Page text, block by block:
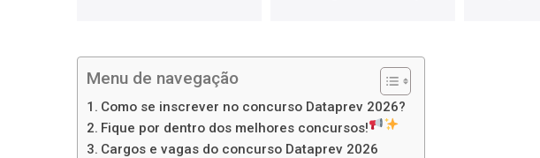
Menu de navegação
Como se inscrever no concurso Dataprev 2026?
Fique por dentro dos melhores concursos!
Cargos e vagas do concurso Dataprev 2026